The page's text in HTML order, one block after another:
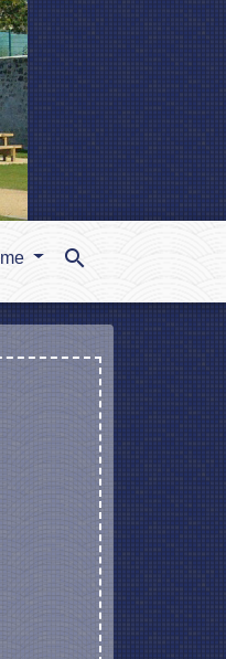
search